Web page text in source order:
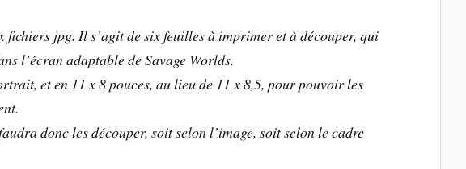
fichiers jpg. Il s’agit de six feuilles à imprimer et à découper, qui
l’écran adaptable de Savage Worlds.
et en 11 x 8 pouces, au lieu de 11 x 8,5, pour pouvoir les
donc les découper, soit selon l’image, soit selon le cadre